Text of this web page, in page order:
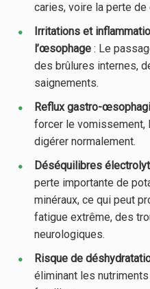
caries, voire la perte de
Irritations et
l’œsophage : Le
des brûlures internes,
saignements.
Reflux gastro-
forcer le vomissement,
digérer normalement.
Déséquilibres
perte importante de
minéraux, ce qui peut
fatigue extrême, des
neurologiques.
Risque de
éliminant les